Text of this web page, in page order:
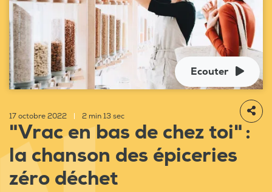
Ecouter
17 octobre 2022 2 min 13 sec
"Vrac en bas de chez toi" :
la chanson des épiceries
zéro déchet